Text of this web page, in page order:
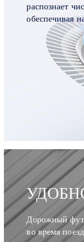
распознает
обеспечивая
Дорожный
во время